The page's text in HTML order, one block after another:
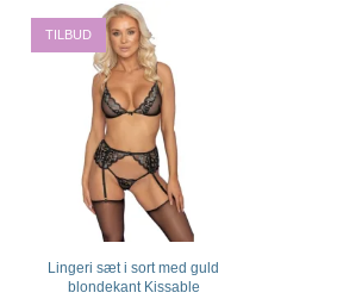
TILBUD
Lingeri sæt i sort med guld
blondekant Kissable